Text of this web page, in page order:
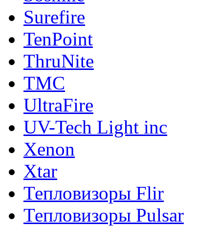
Surefire
TenPoint
ThruNite
TMC
UltraFire
UV-Tech Light inc
Xenon
Xtar
Тепловизоры Flir
Тепловизоры Pulsar